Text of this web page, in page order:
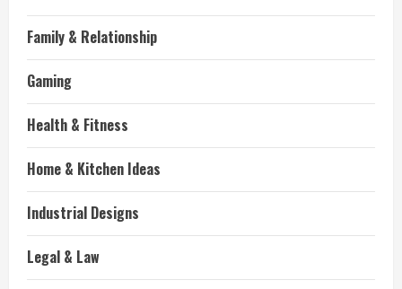
Family & Relationship
Gaming
Health & Fitness
Home & Kitchen Ideas
Industrial Designs
Legal & Law